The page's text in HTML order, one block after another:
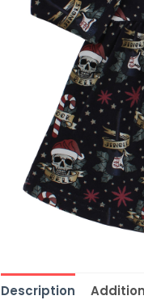
Description